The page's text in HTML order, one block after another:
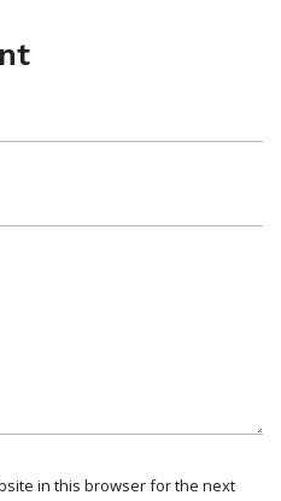
in this browser for the next